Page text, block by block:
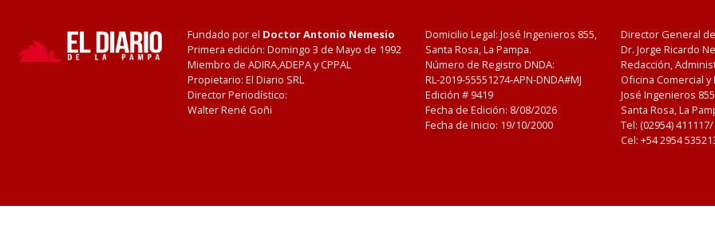
Fundado por el Doctor Antonio Nemesio
Primera edición: Domingo 3 de Mayo de 1992
Miembro de ADIRA,ADEPA y CPPAL
Propietario: El Diario SRL
Director Periodístico:
Walter René Goñi
Domicilio Legal: José Ingenieros 855,
Santa Rosa, La Pampa.
Número de Registro DNDA:
RL-2019-55551274-APN-DNDA#MJ
Edición # 9419
Fecha de Edición: 8/08/2026
Fecha de Inicio: 19/10/2000
Director General
Dr. Jorge Ricardo
Redacción,
Oficina Comercial
José Ingenieros
Santa Rosa, La
Tel: (02954)
Cel: +54 2954